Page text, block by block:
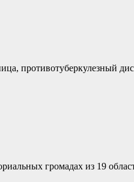
противотуберкулезный
громадах из 19